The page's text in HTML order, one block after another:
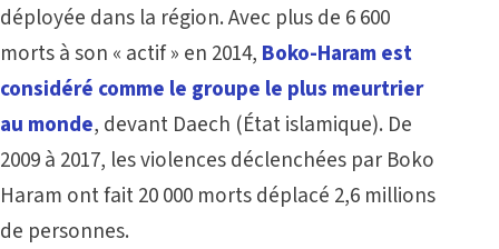
déployée dans la région. Avec plus de 6 600
morts à son « actif » en 2014, Boko-Haram est
considéré comme le groupe le plus meurtrier
au monde, devant Daech (État islamique). De
2009 à 2017, les violences déclenchées par Boko
Haram ont fait 20 000 morts déplacé 2,6 millions
de personnes.